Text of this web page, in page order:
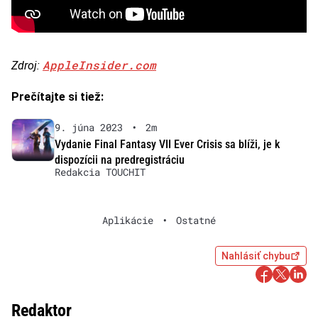
Zdroj: AppleInsider.com
Prečítajte si tiež:
9. júna 2023 •
2m
Vydanie Final Fantasy VII Ever Crisis sa blíži, je k
dispozícii na predregistráciu
Redakcia TOUCHIT
Aplikácie • Ostatné
Nahlásiť chybu
Redaktor